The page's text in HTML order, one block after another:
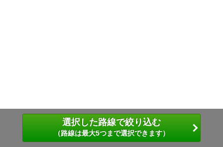
選択した路線で絞り込む
（路線は最大5つまで選択できます）